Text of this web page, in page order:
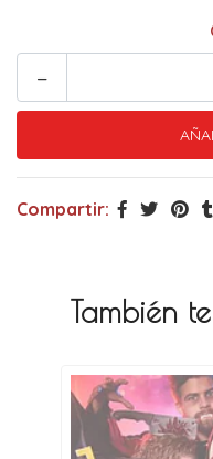
-
Compartir:
También